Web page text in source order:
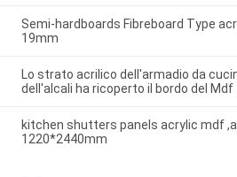
Semi-hardboards Fibreboard Type
19mm
Lo strato acrilico dell'armadio da
dell'alcali ha ricoperto il bordo del
kitchen shutters panels acrylic mdf
1220*2440mm